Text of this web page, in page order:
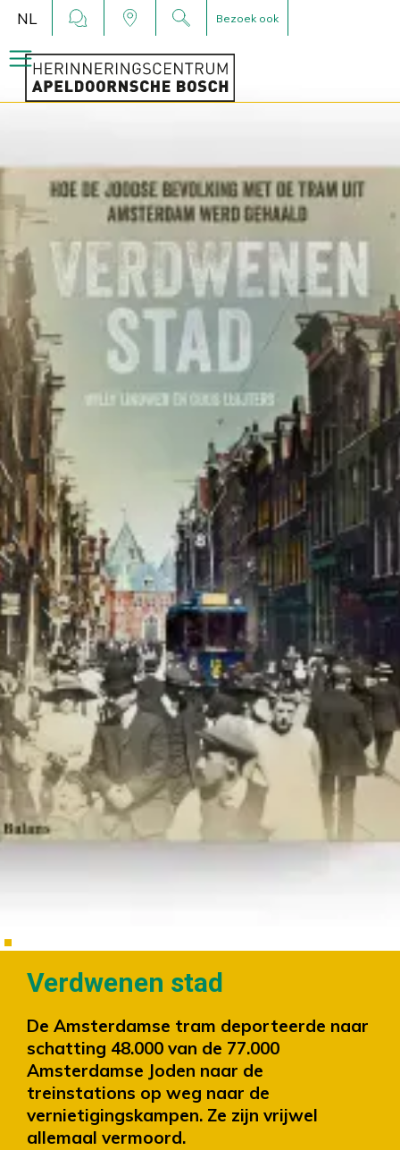
NL Bezoek ook
Verdwenen stad
De Amsterdamse tram deporteerde naar
schatting 48.000 van de 77.000
Amsterdamse Joden naar de
treinstations op weg naar de
vernietigingskampen. Ze zijn vrijwel
allemaal vermoord.